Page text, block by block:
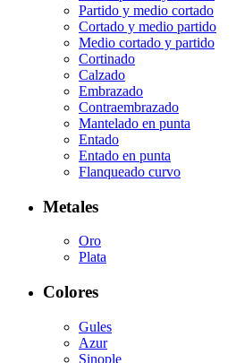
Partido y medio cortado
Cortado y medio partido
Medio cortado y partido
Cortinado
Calzado
Embrazado
Contraembrazado
Mantelado en punta
Entado
Entado en punta
Flanqueado curvo
Metales
Oro
Plata
Colores
Gules
Azur
Sinople